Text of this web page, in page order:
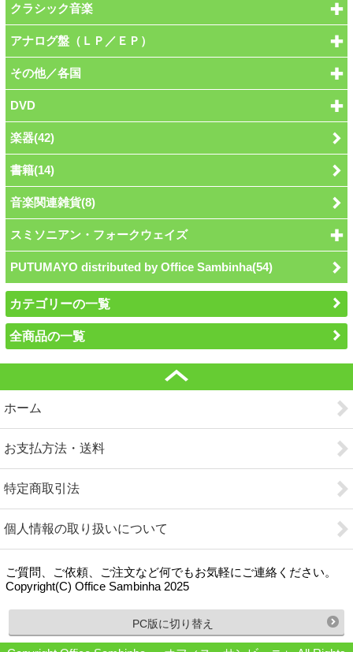
クラシック音楽
アナログ盤（ＬＰ／ＥＰ）
その他／各国
DVD
楽器(42)
書籍(14)
音楽関連雑貨(8)
スミソニアン・フォークウェイズ
PUTUMAYO distributed by Office Sambinha(54)
カテゴリーの一覧
全商品の一覧
ホーム
お支払方法・送料
特定商取引法
個人情報の取り扱いについて
ご質問、ご依頼、ご注文など何でもお気軽にご連絡ください。
Copyright(C) Office Sambinha 2025
PC版に切り替え